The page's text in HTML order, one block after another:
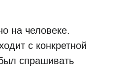
на человеке.
с конкретной
спрашивать